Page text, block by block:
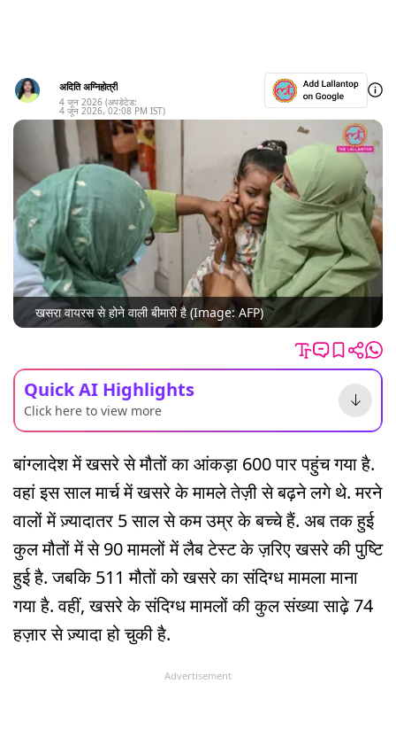
अदिति अग्निहोत्री
4 जून 2026 (अपडेटेड:
4 जून 2026, 02:08 PM IST)
खसरा वायरस से होने वाली बीमारी है (Image: AFP)
Quick AI Highlights
Click here to view more
बांग्लादेश में खसरे से मौतों का आंकड़ा 600 पार पहुंच गया है.
वहां इस साल मार्च में खसरे के मामले तेज़ी से बढ़ने लगे थे. मरने
वालों में ज़्यादातर 5 साल से कम उम्र के बच्चे हैं. अब तक हुई
कुल मौतों में से 90 मामलों में लैब टेस्ट के ज़रिए खसरे की पुष्टि
हुई है. जबकि 511 मौतों को खसरे का संदिग्ध मामला माना
गया है. वहीं, खसरे के संदिग्ध मामलों की कुल संख्या साढ़े 74
हज़ार से ज़्यादा हो चुकी है.
Advertisement